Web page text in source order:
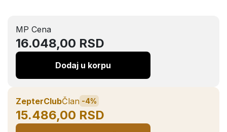
MP Cena
16.048,00 RSD
Dodaj u korpu
ZepterClubČlan -4%
15.486,00 RSD